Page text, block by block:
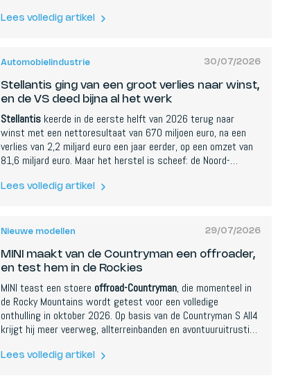
Limburgse circuit leefbaar blijft door te diversifieren naar
buren.
Lees volledig artikel
Automobielindustrie 30/07/2026
Stellantis ging van een groot verlies naar winst,
en de VS deed bijna al het werk
Stellantiskeerde in de eerste helft van 2026 terug naar
winst met een nettoresultaat van 670 miljoen euro, na een
verlies van 2,2 miljard euro een jaar eerder, op een omzet van
81,6 miljard euro. Maar het herstel is scheef: de Noord-
terwijl Europa amper 1 procent groeide en nog altijd
Lees volledig artikel
Nieuwe modellen 29/07/2026
MINI maakt van de Countryman een offroader,
en test hem in de Rockies
MINI teast een stoere offroad-Countryman, die momenteel in
de Rocky Mountains wordt getest voor een volledige
onthulling in oktober 2026. Op basis van de Countryman S All4
krijgt hij meer veerweg, allterreinbanden en avontuuruitrusting
dat hij een benzinemotor behoudt en niet elektrisch gaat.
Lees volledig artikel